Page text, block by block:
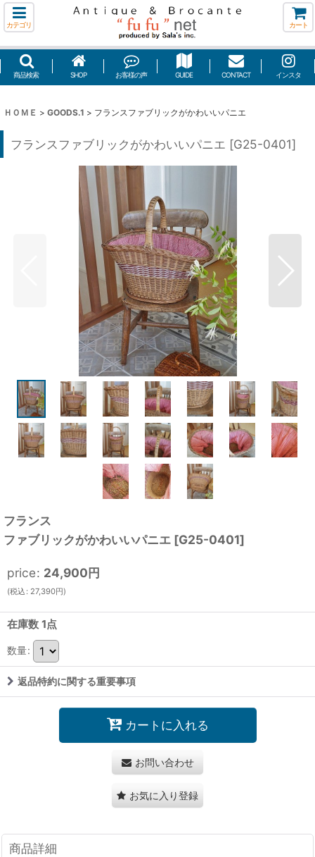
カテゴリ カート
商品検索 SHOP お客様の声 GUIDE CONTACT インスタ
ＨＯＭＥ > GOODS.1 > フランスファブリックがかわいいパニエ
フランスファブリックがかわいいパニエ [G25-0401]
フランス
ファブリックがかわいいパニエ [G25-0401]
price: 24,900円
(税込 : 27,390円)
在庫数 1点
数量:
返品特約に関する重要事項
カートに入れる
お問い合わせ
お気に入り登録
商品詳細